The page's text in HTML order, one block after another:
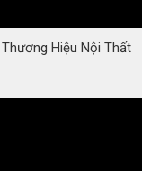
Hiệu Nội Thất